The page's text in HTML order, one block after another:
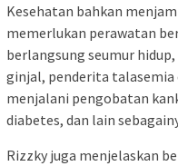
Kesehatan bahkan
memerlukan perawatan
berlangsung seumur
ginjal, penderita talasemia
menjalani pengobatan
diabetes, dan lain
Rizzky juga menjelaskan